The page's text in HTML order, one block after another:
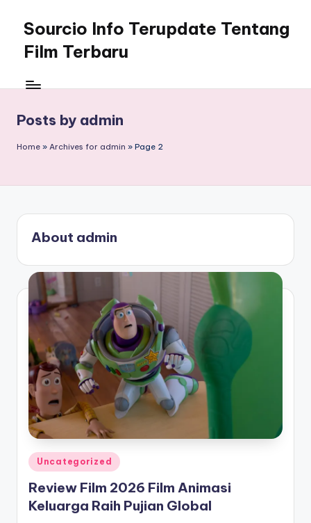
content
Sourcio Info Terupdate Tentang
Film Terbaru
Posts by admin
Home » Archives for admin » Page 2
About admin
Posted
in
Uncategorized
Review Film 2026 Film Animasi
Keluarga Raih Pujian Global